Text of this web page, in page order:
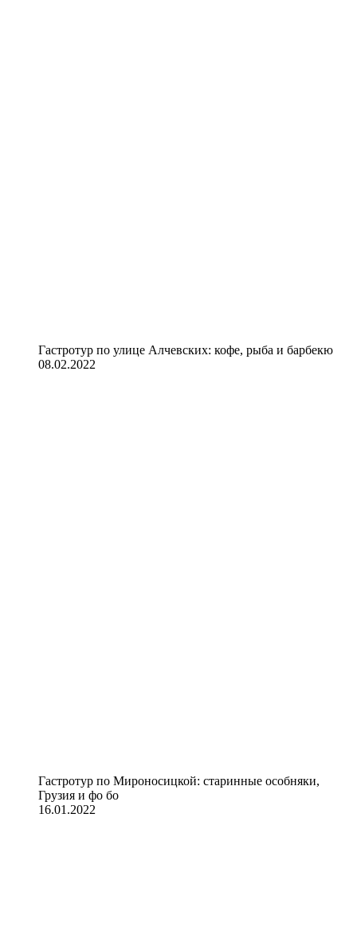
Гастротур по улице Алчевских: кофе, рыба и барбекю
08.02.2022
Гастротур по Мироносицкой: старинные особняки,
Грузия и фо бо
16.01.2022